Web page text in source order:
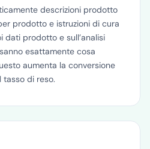
descrizioni prodotto
prodotto e istruzioni di cura
dati prodotto e sull’analisi
esattamente cosa
aumenta la conversione
di reso.